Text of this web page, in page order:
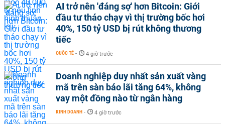
AI trở nên 'đáng sợ' hơn Bitcoin: Giới
đầu tư tháo chạy vì thị trường bốc hơi
40%, 150 tỷ USD bị rút không thương
tiếc
QUỐC TẾ - 4 giờ trước
Doanh nghiệp duy nhất sản xuất vàng
mã trên sàn báo lãi tăng 64%, không
vay một đồng nào từ ngân hàng
KINH DOANH - 4 giờ trước